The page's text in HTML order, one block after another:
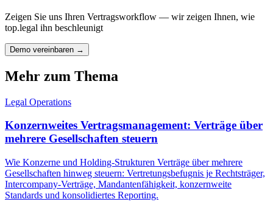
Zeigen Sie uns Ihren Vertragsworkflow — wir zeigen Ihnen, wie
top.legal ihn beschleunigt
Demo vereinbaren →
Mehr zum Thema
Legal Operations
Konzernweites Vertragsmanagement: Verträge über
mehrere Gesellschaften steuern
Wie Konzerne und Holding-Strukturen Verträge über mehrere
Gesellschaften hinweg steuern: Vertretungsbefugnis je Rechtsträger,
Intercompany-Verträge, Mandantenfähigkeit, konzernweite
Standards und konsolidiertes Reporting.